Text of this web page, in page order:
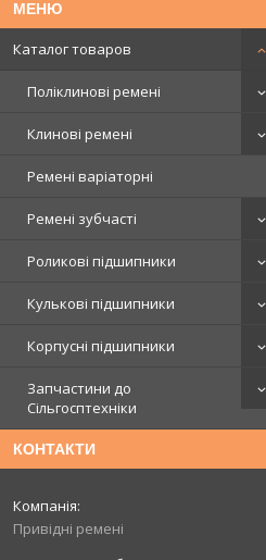
Каталог товаров
Поліклинові ремені
Клинові ремені
Ремені варіаторні
Ремені зубчасті
Роликові підшипники
Кулькові підшипники
Корпусні підшипники
Запчастини до
Сільгосптехніки
КОНТАКТИ
Привідні ремені